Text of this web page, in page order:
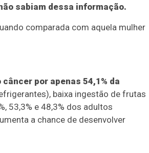
sabiam dessa informação.
comparada com aquela mulher
por apenas 54,1% da
baixa ingestão de frutas
53,3% e 48,3% dos adultos
a chance de desenvolver